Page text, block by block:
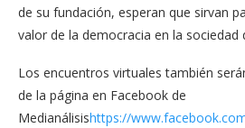
de su fundación, esperan que sirvan
valor de la democracia en la sociedad
Los encuentros virtuales también
de la página en Facebook de
Medianálisishttps://